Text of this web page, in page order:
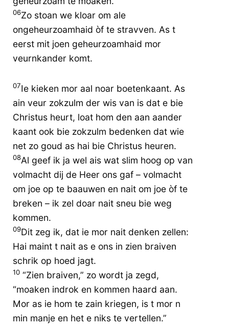
06Zo stoan we kloar om ale
ongeheurzoamhaid òf te stravven. As t
eerst mit joen geheurzoamhaid mor
veurnkander komt.
07Ie kieken mor aal noar boetenkaant. As
ain veur zokzulm der wis van is dat e bie
Christus heurt, loat hom den aan aander
kaant ook bie zokzulm bedenken dat wie
net zo goud as hai bie Christus heuren.
08Al geef ik ja wel ais wat slim hoog op van
volmacht dij de Heer ons gaf – volmacht
om joe op te baauwen en nait om joe òf te
breken – ik zel doar nait sneu bie weg
kommen.
09Dit zeg ik, dat ie mor nait denken zellen:
Hai maint t nait as e ons in zien braiven
schrik op hoed jagt.
10 “Zien braiven,” zo wordt ja zegd,
“moaken indrok en kommen haard aan.
Mor as ie hom te zain kriegen, is t mor n
min manje en het e niks te vertellen.”